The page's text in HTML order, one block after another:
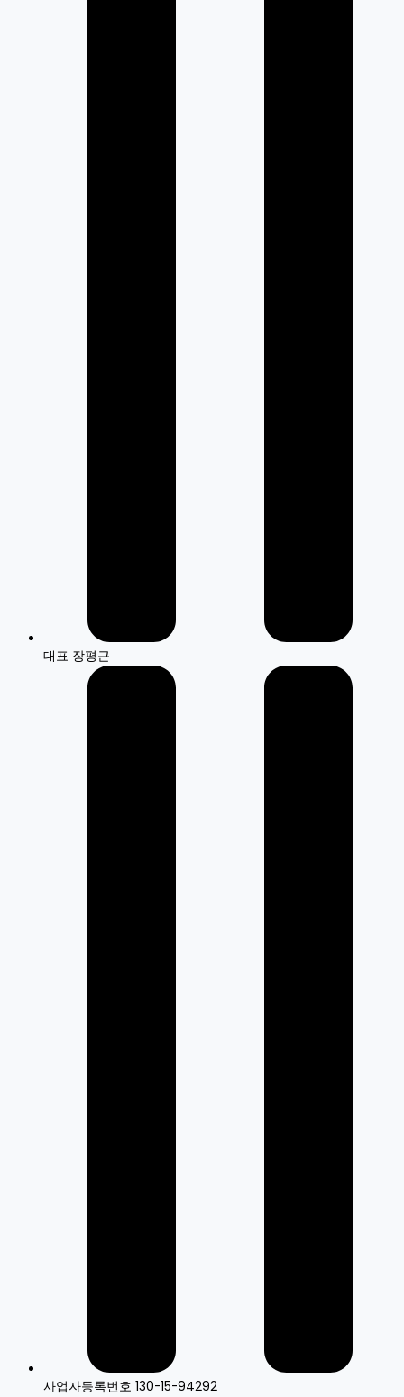
대표 장평근
사업자등록번호 130-15-94292